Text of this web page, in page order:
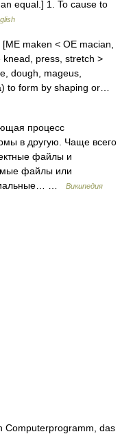
equal.] 1. To cause to
maken < OE macian,
press, stretch >
dough, mageus,
to form by shaping or…
процесс
в другую. Чаще всего
файлы и
файлы или
…
Википедия
das